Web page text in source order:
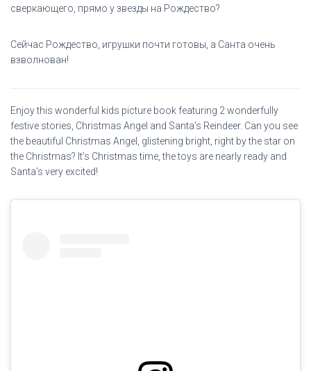
сверкающего, прямо у звезды на Рождество?
Сейчас Рождество, игрушки почти готовы, а Санта очень
взволнован!
Enjoy this wonderful kids picture book featuring 2 wonderfully
festive stories, Christmas Angel and Santa’s Reindeer. Can you see
the beautiful Christmas Angel, glistening bright, right by the star on
the Christmas? It’s Christmas time, the toys are nearly ready and
Santa’s very excited!